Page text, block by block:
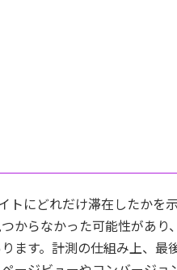
にどれだけ滞在したかを
からなかった可能性があり
ます。計測の仕組み上、最